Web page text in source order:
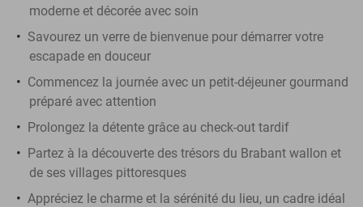
moderne et décorée avec soin
Savourez un verre de bienvenue pour démarrer votre
escapade en douceur
Commencez la journée avec un petit-déjeuner gourmand
préparé avec attention
Prolongez la détente grâce au check-out tardif
Partez à la découverte des trésors du Brabant wallon et
de ses villages pittoresques
Appréciez le charme et la sérénité du lieu, un cadre idéal